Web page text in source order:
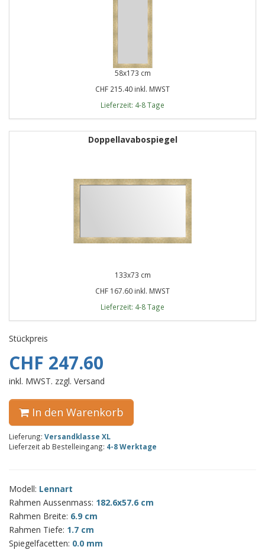
58x173 cm
CHF 215.40 inkl. MWST
Lieferzeit: 4-8 Tage
Doppellavabospiegel
133x73 cm
CHF 167.60 inkl. MWST
Lieferzeit: 4-8 Tage
Stückpreis
CHF 247.60
inkl. MWST. zzgl. Versand
In den Warenkorb
Lieferung: Versandklasse XL
Lieferzeit ab Bestelleingang: 4-8 Werktage
Modell: Lennart
Rahmen Aussenmass: 182.6x57.6 cm
Rahmen Breite: 6.9 cm
Rahmen Tiefe: 1.7 cm
Spiegelfacetten: 0.0 mm